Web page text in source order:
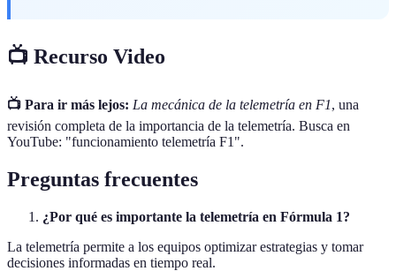
📺 Recurso Video
📺 Para ir más lejos: La mecánica de la telemetría en F1, una
revisión completa de la importancia de la telemetría. Busca en
YouTube: "funcionamiento telemetría F1".
Preguntas frecuentes
¿Por qué es importante la telemetría en Fórmula 1?
La telemetría permite a los equipos optimizar estrategias y tomar
decisiones informadas en tiempo real.